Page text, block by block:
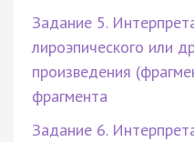
Задание 5.
лироэпического или
произведения
фрагмента
Задание 6.